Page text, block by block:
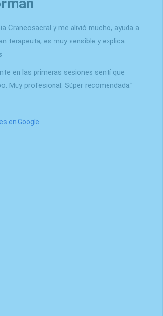
Craneosacral y me alivió mucho, ayuda a
terapeuta, es muy sensible y explica
en las primeras sesiones sentí que
Muy profesional. Súper recomendada.”
en Google